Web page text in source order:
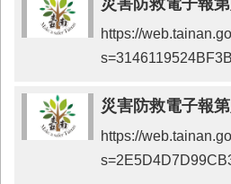
災害防救電子報
https://
災害防救電子報
https://